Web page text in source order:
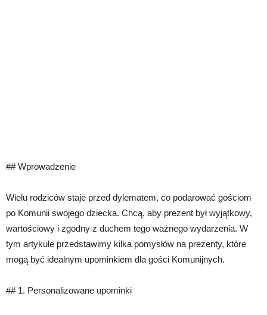
## Wprowadzenie
Wielu rodziców staje przed dylematem, co podarować gościom
po Komunii swojego dziecka. Chcą, aby prezent był wyjątkowy,
wartościowy i zgodny z duchem tego ważnego wydarzenia. W
tym artykule przedstawimy kilka pomysłów na prezenty, które
mogą być idealnym upominkiem dla gości Komunijnych.
## 1. Personalizowane upominki